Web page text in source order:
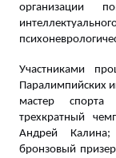
организации
Участниками
Паралимпийских
мастер
трехкратный
Андрей
бронзовый